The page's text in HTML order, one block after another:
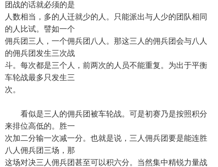
团战的话就必须的是
人数相当，多的人迁就少的人。只能派出与人少的团队相同
的人比试。譬如一个
佣兵团三人，一个佣兵团八人。那这三人的佣兵团会与八人
的佣兵团发生三次战
斗。每次都是三个人，前两次的人员不能重复。为出于平衡
车轮战最多只发生三
次。
看似是三人的佣兵团被车轮战。可是初赛乃是按照积分
来排位高低的。胜一
次加二分输一次减一分。也就是说，三人佣兵团要是能连胜
八人佣兵团三场，那
这场对决三人佣兵团甚至可以积六分。当然集中精锐力量战